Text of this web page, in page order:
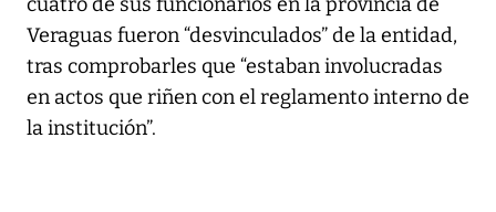
Veraguas fueron “desvinculados” de la entidad,
tras comprobarles que “estaban involucradas
en actos que riñen con el reglamento interno de
la institución”.